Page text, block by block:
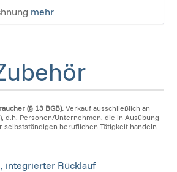
mehr
(§ 13 BGB). Verkauf ausschließlich an
d.h. Personen/Unternehmen, die in Ausübung
beruflichen Tätigkeit handeln.
integrierter Rücklauf